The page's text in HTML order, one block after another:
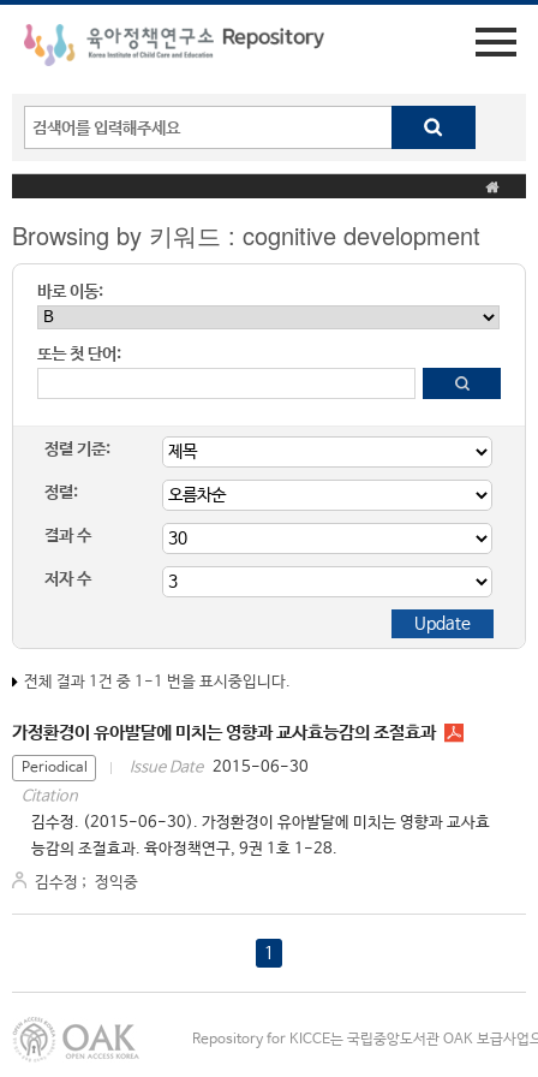
Browsing by 키워드 : cognitive development
바로 이동:
또는 첫 단어:
정렬 기준:
정렬:
결과 수
저자 수
전체 결과 1건 중 1-1 번을 표시중입니다.
가정환경이 유아발달에 미치는 영향과 교사효능감의 조절효과
Periodical Issue Date 2015-06-30
Citation
김수정. (2015-06-30). 가정환경이 유아발달에 미치는 영향과 교사효
능감의 조절효과. 육아정책연구, 9권 1호 1-28.
김수정 ; 정익중
1
Repository for KICCE는 국립중앙도서관 OAK 보급사업